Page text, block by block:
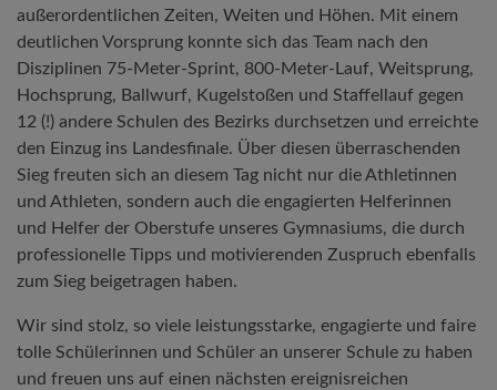
außerordentlichen Zeiten, Weiten und Höhen. Mit einem
deutlichen Vorsprung konnte sich das Team nach den
Disziplinen 75-Meter-Sprint, 800-Meter-Lauf, Weitsprung,
Hochsprung, Ballwurf, Kugelstoßen und Staffellauf gegen
12 (!) andere Schulen des Bezirks durchsetzen und erreichte
den Einzug ins Landesfinale. Über diesen überraschenden
Sieg freuten sich an diesem Tag nicht nur die Athletinnen
und Athleten, sondern auch die engagierten Helferinnen
und Helfer der Oberstufe unseres Gymnasiums, die durch
professionelle Tipps und motivierenden Zuspruch ebenfalls
zum Sieg beigetragen haben.
Wir sind stolz, so viele leistungsstarke, engagierte und faire
tolle Schülerinnen und Schüler an unserer Schule zu haben
und freuen uns auf einen nächsten ereignisreichen